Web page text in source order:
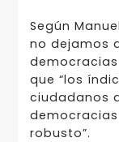
Según
no dejamos
que “los
ciudadanos
robusto”.